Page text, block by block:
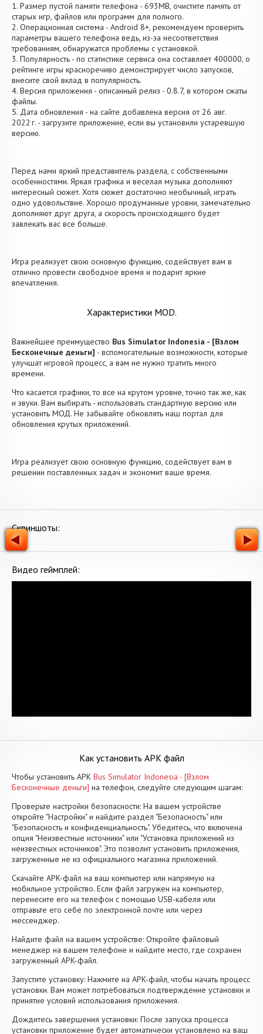
1. Размер пустой памяти телефона - 693MB, очистите память от
старых игр, файлов или программ для полного.
2. Операционная система - Android 8+, рекомендуем проверить
параметры вашего телефона ведь, из-за несоответствия
требованиям, обнаружатся проблемы с установкой.
3. Популярность - по статистике сервиса она составляет 400000, о
рейтинге игры красноречиво демонстрирует число запусков,
внесите свой вклад в популярность.
4. Версия приложения - описанный релиз - 0.8.7, в котором сжаты
файлы.
5. Дата обновления - на сайте добавлена версия от 26 авг.
2022 г. - загрузите приложение, если вы установили устаревшую
версию.
Перед нами яркий представитель раздела, с собственными
особенностями. Яркая графика и веселая музыка дополняют
интересный сюжет. Хотя сюжет достаточно необычный, играть
одно удовольствие. Хорошо продуманные уровни, замечательно
дополняют друг друга, а скорость происходящего будет
завлекать вас все больше.
Игра реализует свою основную функцию, содействует вам в
отлично провести свободное время и подарит яркие
впечатления.
Характеристики MOD.
Важнейшее преимущество Bus Simulator Indonesia - [Взлом
Бесконечные деньги] - вспомогательные возможности, которые
улучшат игровой процесс, а вам не нужно тратить много
времени.
Что касается графики, то все на крутом уровне, точно так же, как
и звуки. Вам выбирать - использовать стандартную версию или
установить МОД. Не забывайте обновлять наш портал для
обновления крутых приложений.
Игра реализует свою основную функцию, содействует вам в
решении поставленных задач и экономит ваше время.
Скриншоты:
Видео геймплей:
Как установить APK файл
Чтобы установить APK Bus Simulator Indonesia - [Взлом
Бесконечные деньги] на телефон, следуйте следующим шагам:
Проверьте настройки безопасности: На вашем устройстве
откройте "Настройки" и найдите раздел "Безопасность" или
"Безопасность и конфиденциальность". Убедитесь, что включена
опция "Неизвестные источники" или "Установка приложений из
неизвестных источников". Это позволит установить приложения,
загруженные не из официального магазина приложений.
Скачайте APK-файл на ваш компьютер или напрямую на
мобильное устройство. Если файл загружен на компьютер,
перенесите его на телефон с помощью USB-кабеля или
отправьте его себе по электронной почте или через
мессенджер.
Найдите файл на вашем устройстве: Откройте файловый
менеджер на вашем телефоне и найдите место, где сохранен
загруженный APK-файл.
Запустите установку: Нажмите на APK-файл, чтобы начать процесс
установки. Вам может потребоваться подтверждение установки и
принятие условий использования приложения.
Дождитесь завершения установки: После запуска процесса
установки приложение будет автоматически установлено на ваш